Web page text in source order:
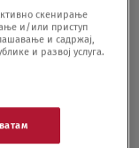
скенирање
и/или приступ
и садржај,
и развој услуга.